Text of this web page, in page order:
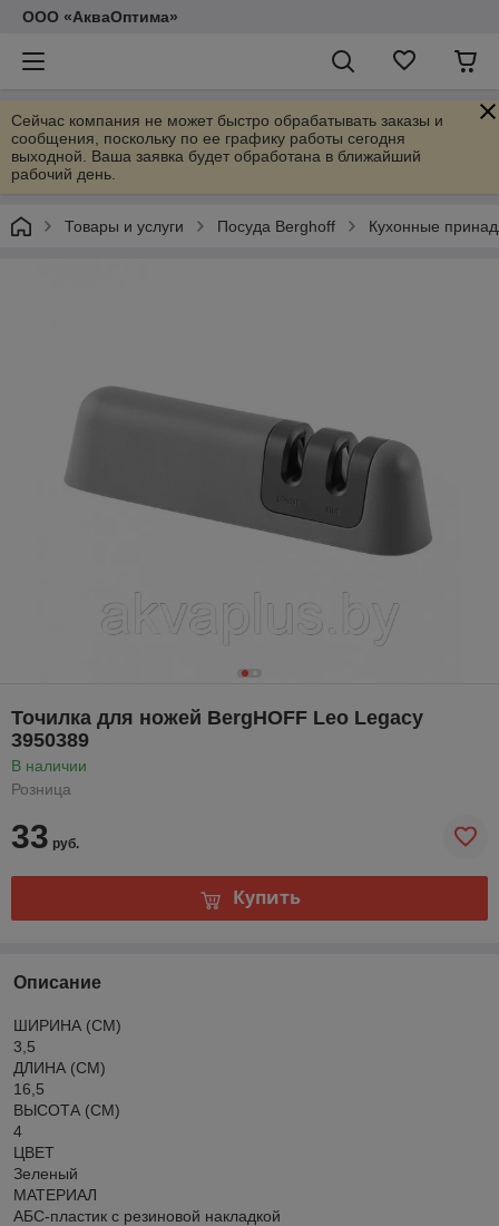
ООО «АкваОптима»
Сейчас компания не может быстро обрабатывать заказы и
сообщения, поскольку по ее графику работы сегодня
выходной. Ваша заявка будет обработана в ближайший
рабочий день.
Товары и услуги Посуда Berghoff Кухонные
Точилка для ножей BergHOFF Leo Legacy
3950389
В наличии
Розница
33 руб.
Купить
Описание
ШИРИНА (СМ)
3,5
ДЛИНА (СМ)
16,5
ВЫСОТА (СМ)
4
ЦВЕТ
Зеленый
МАТЕРИАЛ
АБС-пластик с резиновой накладкой